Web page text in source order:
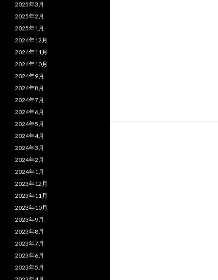
2025年3月
2025年2月
2025年1月
2024年12月
2024年11月
2024年10月
2024年9月
2024年8月
2024年7月
2024年6月
2024年5月
2024年4月
2024年3月
2024年2月
2024年1月
2023年12月
2023年11月
2023年10月
2023年9月
2023年8月
2023年7月
2023年6月
2023年5月